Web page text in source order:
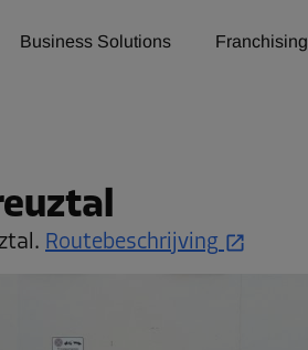
Business Solutions Franchising
Routebeschrijving